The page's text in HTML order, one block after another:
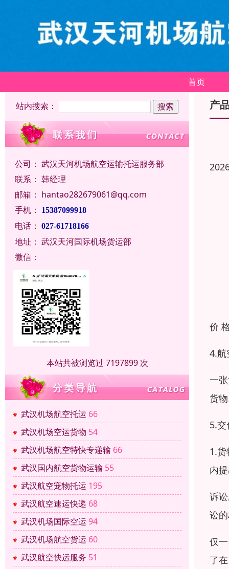
首页
站内搜索：
公司： 武汉天河机场航空运输托运服务部
联系： 韩经理
邮箱： hantao282679061@qq.com
手机：
15387099918
电话： 027-61718166
地址： 武汉天河国际机场货运部
微信：
本站共被浏览过 7197899 次
武汉机场航空托运 66
武汉机场空运货物 54
武汉机场航空特快专递输 66
武汉国内航空货物运输 55
武汉航空宠物托运 195
武汉航空速运快递 68
武汉机场国际空运 94
武汉机场航空货运 60
武汉航空快运服务 51
产
价
4.航
一
货
5.
1.
内
诉
讼
仅
了